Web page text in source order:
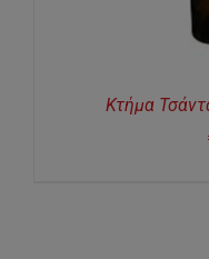
Κτήμα